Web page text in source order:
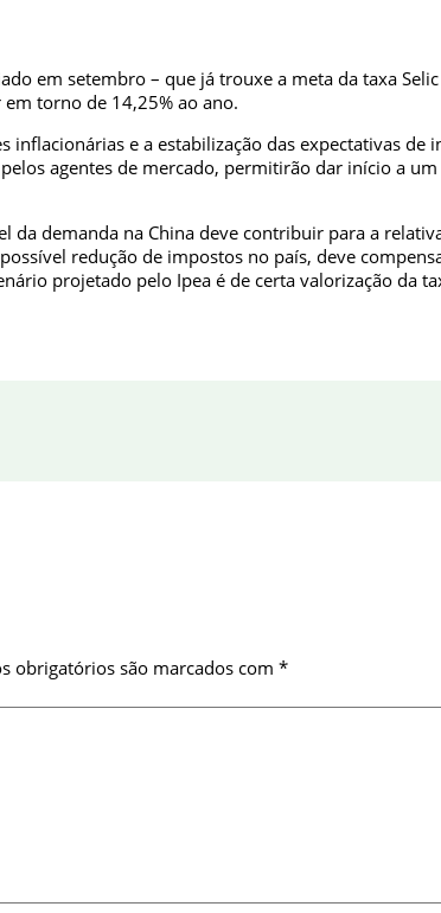
em setembro – que já trouxe a meta da taxa
torno de 14,25% ao ano.
e a estabilização das expectativas
agentes de mercado, permitirão dar início a
demanda na China deve contribuir para a
redução de impostos no país, deve
projetado pelo Ipea é de certa valorização da
obrigatórios são marcados com*